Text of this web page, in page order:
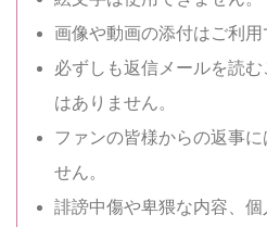
画像や動画の添付はご利用
必ずしも返信メールを読
はありません。
ファンの皆様からの返事
せん。
誹謗中傷や卑猥な内容、